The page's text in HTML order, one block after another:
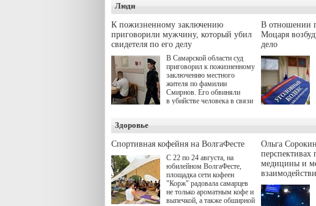
Живайкина, направленные
на трудоустройство и более
спокойную адаптацию к
мирной жизни.
Люди
К пожизненному заключению
приговорили мужчину, который убил
свидетеля по его делу
В Самарской области суд
приговорил к пожизненному
заключению местного
жителя по фамилии
Смирнов. Его обвиняли
в убийстве человека в связи
В отношении
Моцаря
дело
Здоровье
Спортивная кофейня на ВолгаФесте
С 22 по 24 августа, на
юбилейном ВолгаФесте,
площадка сети кофеен
"Корж" радовала самарцев
не только ароматным кофе и
выпечкой, а также обширной
Ольга
перспективах
медицины и